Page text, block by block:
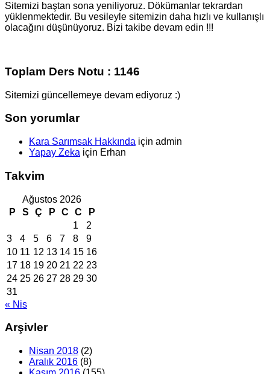
Sitemizi baştan sona yeniliyoruz. Dökümanlar tekrardan
yüklenmektedir. Bu vesileyle sitemizin daha hızlı ve kullanışlı
olacağını düşünüyoruz. Bizi takibe devam edin !!!
Toplam Ders Notu : 1146
Sitemizi güncellemeye devam ediyoruz :)
Son yorumlar
Kara Sarımsak Hakkında için admin
Yapay Zeka için Erhan
Takvim
Ağustos 2026
P
S Ç P C C
P
1
2
3
4 5 6 7 8
9
10 11 12 13 14 15 16
17 18 19 20 21 22 23
24 25 26 27 28 29 30
31
« Nis
Arşivler
Nisan 2018 (2)
Aralık 2016 (8)